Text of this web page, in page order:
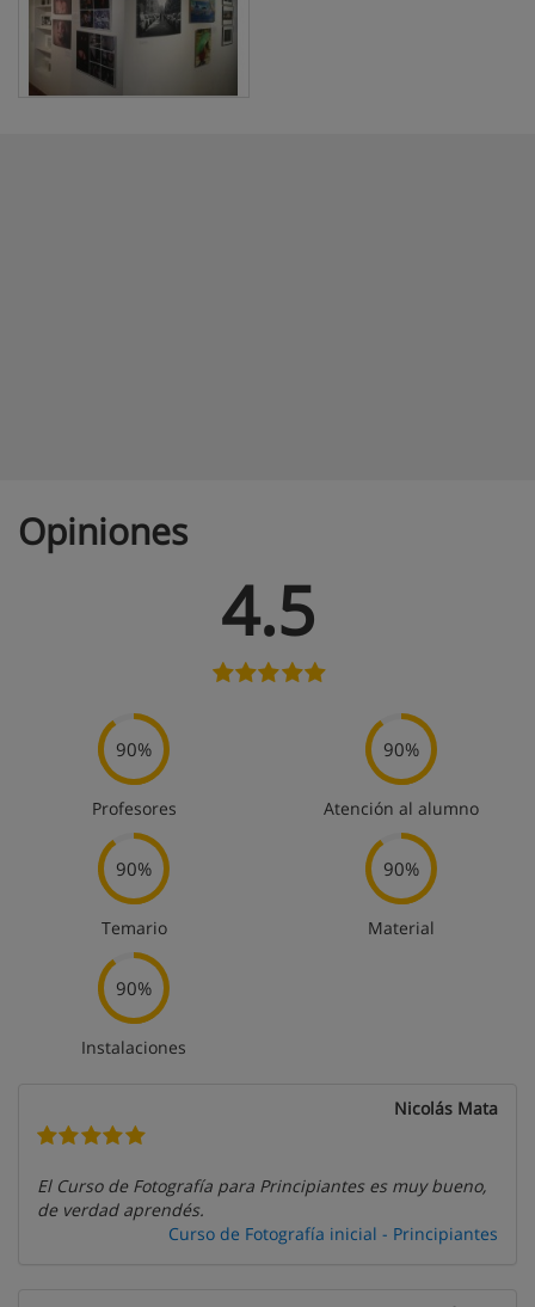
Opiniones
4.5
90%
Profesores
90%
Atención al alumno
90%
Temario
90%
Material
90%
Instalaciones
Nicolás Mata
El Curso de Fotografía para Principiantes es muy bueno,
de verdad aprendés.
Curso de Fotografía inicial - Principiantes